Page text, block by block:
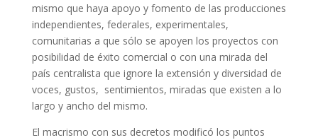
mismo que haya apoyo y fomento de las producciones
independientes, federales, experimentales,
comunitarias a que sólo se apoyen los proyectos con
posibilidad de éxito comercial o con una mirada del
país centralista que ignore la extensión y diversidad de
voces, gustos, sentimientos, miradas que existen a lo
largo y ancho del mismo.
El macrismo con sus decretos modificó los puntos